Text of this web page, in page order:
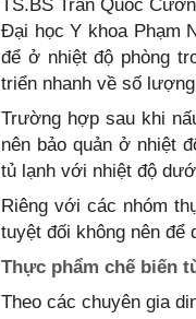
TS.BS Trần Quốc
Đại học Y khoa Phạm
để ở nhiệt độ phòng
triển nhanh về số
Trường hợp sau khi
nên bảo quản ở nhiệt
tủ lạnh với nhiệt độ
Riêng với các nhóm
tuyệt đối không nên để
Thực phẩm chế biến
Theo các chuyên gia